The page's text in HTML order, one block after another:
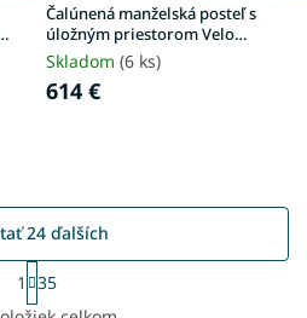
Čalúnená manželská posteľ s
úložným priestorom Velo
160x200 - sivá Anthology
Skladom (6 ks)
614 €
O
24 ďalších
S
t
r
1
35